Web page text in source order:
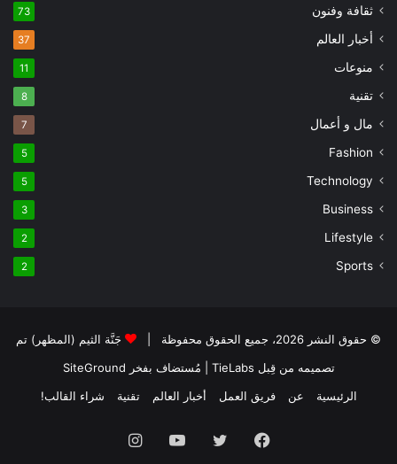
ثقافة وفنون 73
أخبار العالم 37
منوعات 11
تقنية 8
مال و أعمال 7
Fashion
5
Technology
5
Business
3
Lifestyle
2
Sports
2
© حقوق النشر 2026، جميع الحقوق محفوظة |
جَنَّة الثيم (المظهر) تم
تصميمه من قِبل TieLabs
| مُستضاف بفخر SiteGround
الرئيسية
عن فريق العمل أخبار العالم تقنية شراء القالب!
فيسبوك تويتر يوتيوب